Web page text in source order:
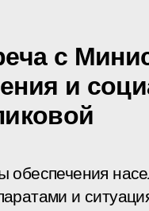
с
и
обеспечения
и